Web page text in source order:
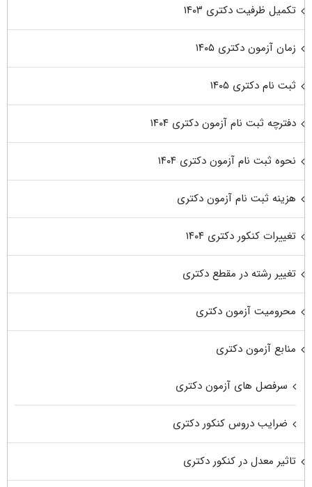
تکمیل ظرفیت دکتری ۱۴۰۳
زمان آزمون دکتری ۱۴۰۵
ثبت نام دکتری ۱۴۰۵
دفترچه ثبت نام آزمون دکتری ۱۴۰۴
نحوه ثبت نام آزمون دکتری ۱۴۰۴
هزینه ثبت نام آزمون دکتری
تغییرات کنکور دکتری ۱۴۰۴
تغییر رشته در مقطع دکتری
محرومیت آزمون دکتری
منابع آزمون دکتری
سرفصل های آزمون دکتری
ضرایب دروس کنکور دکتری
تاثیر معدل در کنکور دکتری